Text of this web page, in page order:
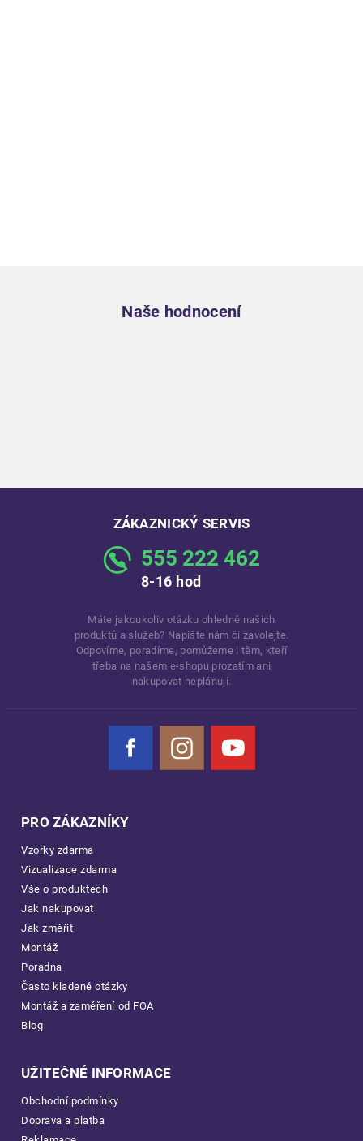
Naše hodnocení
ZÁKAZNICKÝ SERVIS
555 222 462
8-16 hod
Máte jakoukoliv otázku ohledně našich
produktů a služeb? Napište nám či zavolejte.
Odpovíme, poradíme, pomůžeme i těm, kteří
třeba na našem e-shopu prozatím ani
nakupovat neplánují.
Facebook Instagram YouTube
PRO ZÁKAZNÍKY
Vzorky zdarma
Vizualizace zdarma
Vše o produktech
Jak nakupovat
Jak změřit
Montáž
Poradna
Často kladené otázky
Montáž a zaměření od FOA
Blog
UŽITEČNÉ INFORMACE
Obchodní podmínky
Doprava a platba